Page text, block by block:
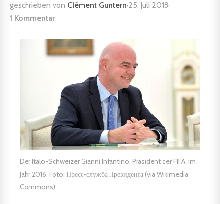
geschrieben von Clément Guntern·25. Juli 2018·
1 Kommentar
Der Italo-Schweizer Gianni Infantino, Präsident der FIFA, im
Jahr 2016. Foto: Пресс-служба Президента (via Wikimedia
Commons)